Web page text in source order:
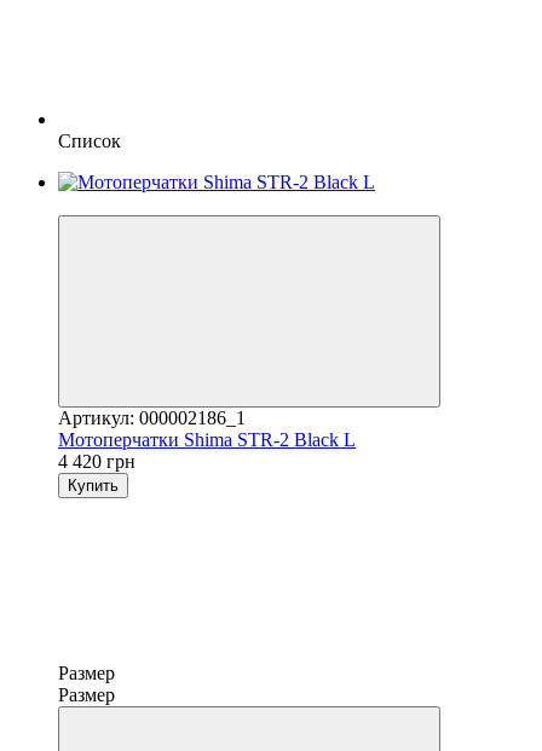
Список
Артикул: 000002186_1
Мотоперчатки Shima STR-2 Black L
4 420 грн
Купить
Размер
Размер